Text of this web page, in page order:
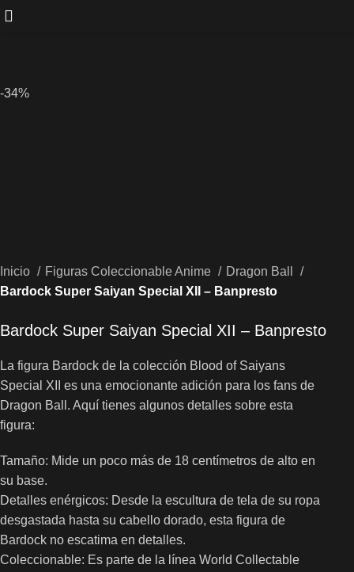
-34%
Inicio Figuras Coleccionable Anime
Dragon Ball
Bardock Super Saiyan Special XII – Banpresto
Bardock Super Saiyan Special XII – Banpresto
La figura Bardock de la colección Blood of Saiyans
Special XII es una emocionante adición para los fans de
Dragon Ball. Aquí tienes algunos detalles sobre esta
figura:
Tamaño: Mide un poco más de 18 centímetros de alto en
su base.
Detalles enérgicos: Desde la escultura de tela de su ropa
desgastada hasta su cabello dorado, esta figura de
Bardock no escatima en detalles.
Coleccionable: Es parte de la línea World Collectable